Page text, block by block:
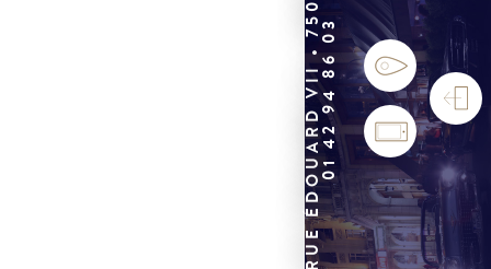
01 42 94 86 03